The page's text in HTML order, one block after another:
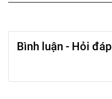
Bình luận - Hỏi đáp